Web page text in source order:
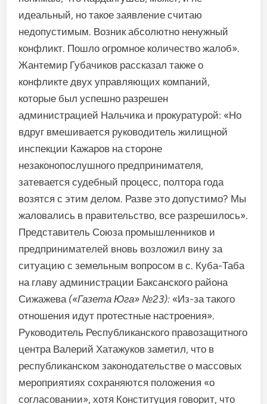
идеальный, но такое за­явление считаю
недопустимым. Возник абсолютно ненужный
кон­фликт. Пошло огромное количе­ство жалоб».
Жантемир Губачиков рассказал также о
конфликте двух управляющих компаний,
которые был успешно разрешен
администрацией Нальчика и прокурату­рой: «Но
вдруг вмешивается ру­ководитель жилищной
инспекции Кажаров на стороне
незаконопослушного предпринимателя,
затевается судебный процесс, полтора года
возятся с этим де­лом. Разве это допустимо? Мы
жаловались в правительство, все разрешилось».
Представитель Союза про­мышленников и
предпринимате­лей вновь возложил вину за
ситу­ацию с земельным вопросом в с. Куба-Таба
на главу админист­рации Баксанского района
Сижажева («Газета Юга» №23): «Из-за такого
отношения идут протестные настроения».
Руководитель Республикан­ского правозащитного
центра Валерий Хатажуков заметил, что в
республиканском законода­тельстве о массовых
мероприя­тиях сохраняются положения «о
согласовании», хотя Конституция говорит, что